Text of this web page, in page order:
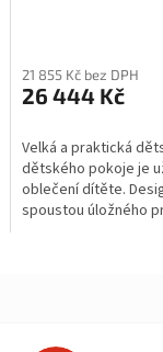
21 855 Kč bez DPH
26 444 Kč
Velká a praktická
dětského pokoje je
oblečení dítěte.
spoustou úložného